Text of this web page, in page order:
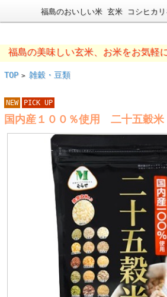
福島のおいしい米 玄米 コシヒカ
島の美味しい玄米、お米をお気軽に
TOP > 雑穀・豆類
NEW PICK UP
国内産１００％使用 二十五穀米